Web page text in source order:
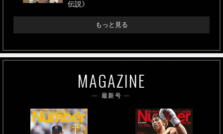
伝説》
もっと見る
MAGAZINE
最新号